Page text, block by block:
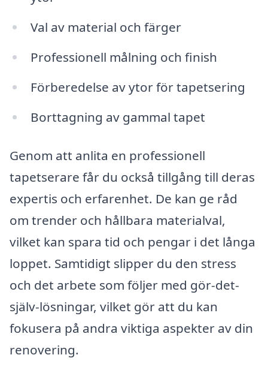
Val av material och färger
Professionell målning och finish
Förberedelse av ytor för tapetsering
Borttagning av gammal tapet
Genom att anlita en professionell
tapetserare får du också tillgång till deras
expertis och erfarenhet. De kan ge råd
om trender och hållbara materialval,
vilket kan spara tid och pengar i det långa
loppet. Samtidigt slipper du den stress
och det arbete som följer med gör-det-
själv-lösningar, vilket gör att du kan
fokusera på andra viktiga aspekter av din
renovering.